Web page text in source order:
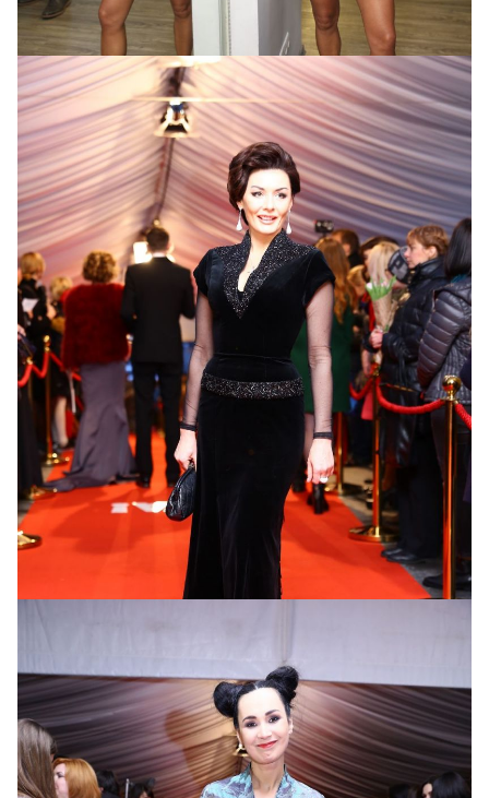
Певица Layahв образе из клипа «Не прячься»
Диана Дорожкина
в платье собственного